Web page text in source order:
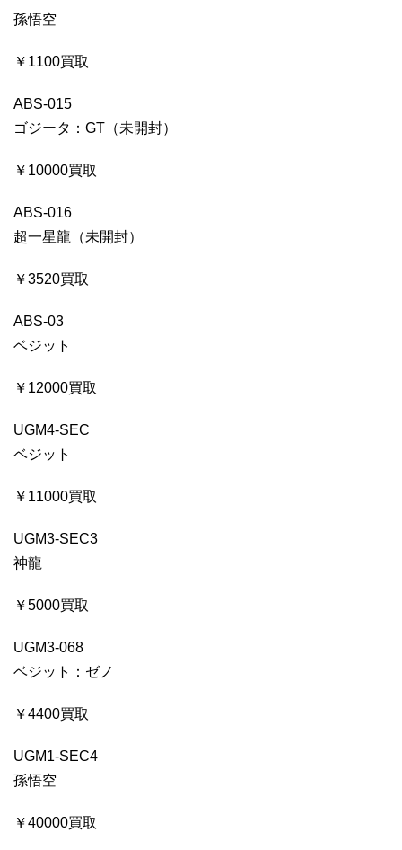
孫悟空
￥1100買取
ABS-015
ゴジータ：GT（未開封）
￥10000買取
ABS-016
超一星龍（未開封）
￥3520買取
ABS-03
ベジット
￥12000買取
UGM4-SEC
ベジット
￥11000買取
UGM3-SEC3
神龍
￥5000買取
UGM3-068
ベジット：ゼノ
￥4400買取
UGM1-SEC4
孫悟空
￥40000買取